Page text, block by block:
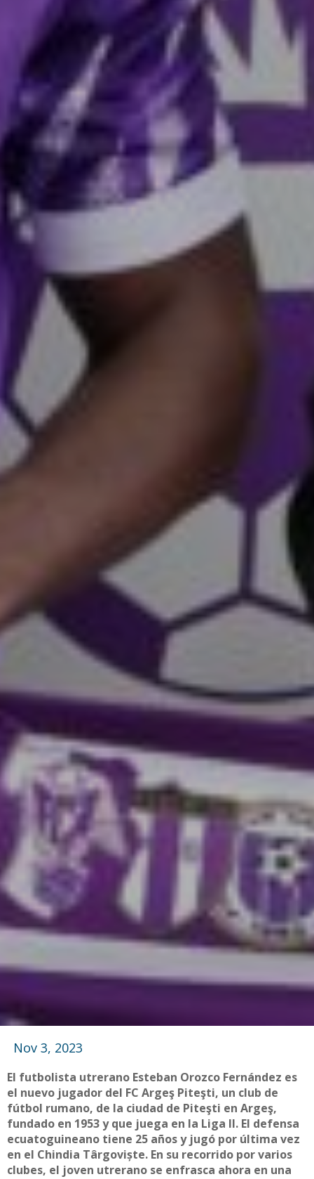
Nov 3, 2023
El futbolista utrerano Esteban Orozco Fernández es
el nuevo jugador del FC Argeş Piteşti, un club de
fútbol rumano, de la ciudad de Piteşti en Argeş,
fundado en 1953 y que juega en la Liga II. El defensa
ecuatoguineano tiene 25 años y jugó por última vez
en el Chindia Târgoviște. En su recorrido por varios
clubes, el joven utrerano se enfrasca ahora en una